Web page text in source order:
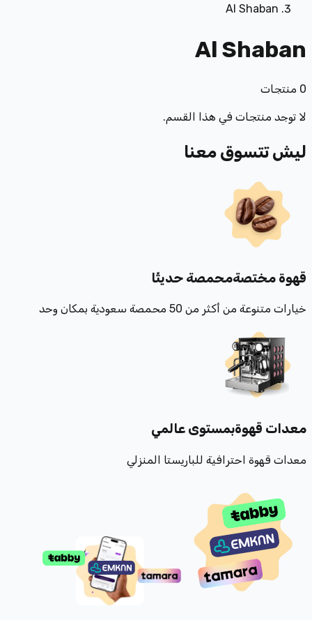
Al Shaban
Al Shaban
0 منتجات
لا توجد منتجات في هذا القسم.
ليش تتسوق معنا
قهوة مختصةمحمصة حديثًا
خيارات متنوعة من أكثر من 50 محمصة سعودية بمكان وحد
معدات قهوةبمستوى عالمي
معدات قهوة احترافية للباريستا المنزلي